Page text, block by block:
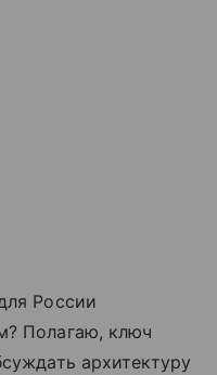
России
Полагаю, ключ
архитектуру